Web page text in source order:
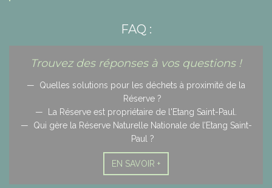
FAQ :
Trouvez des réponses à vos questions !
Quelles solutions pour les déchets à proximité de la
Réserve ?
La Réserve est propriétaire de l'Etang Saint-Paul.
Qui gère la Réserve Naturelle Nationale de l’Etang Saint-
Paul ?
EN SAVOIR +